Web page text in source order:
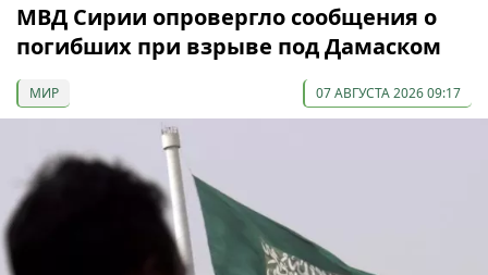
МВД Сирии опровергло сообщения о
погибших при взрыве под Дамаском
МИР 07 АВГУСТА 2026 09:17